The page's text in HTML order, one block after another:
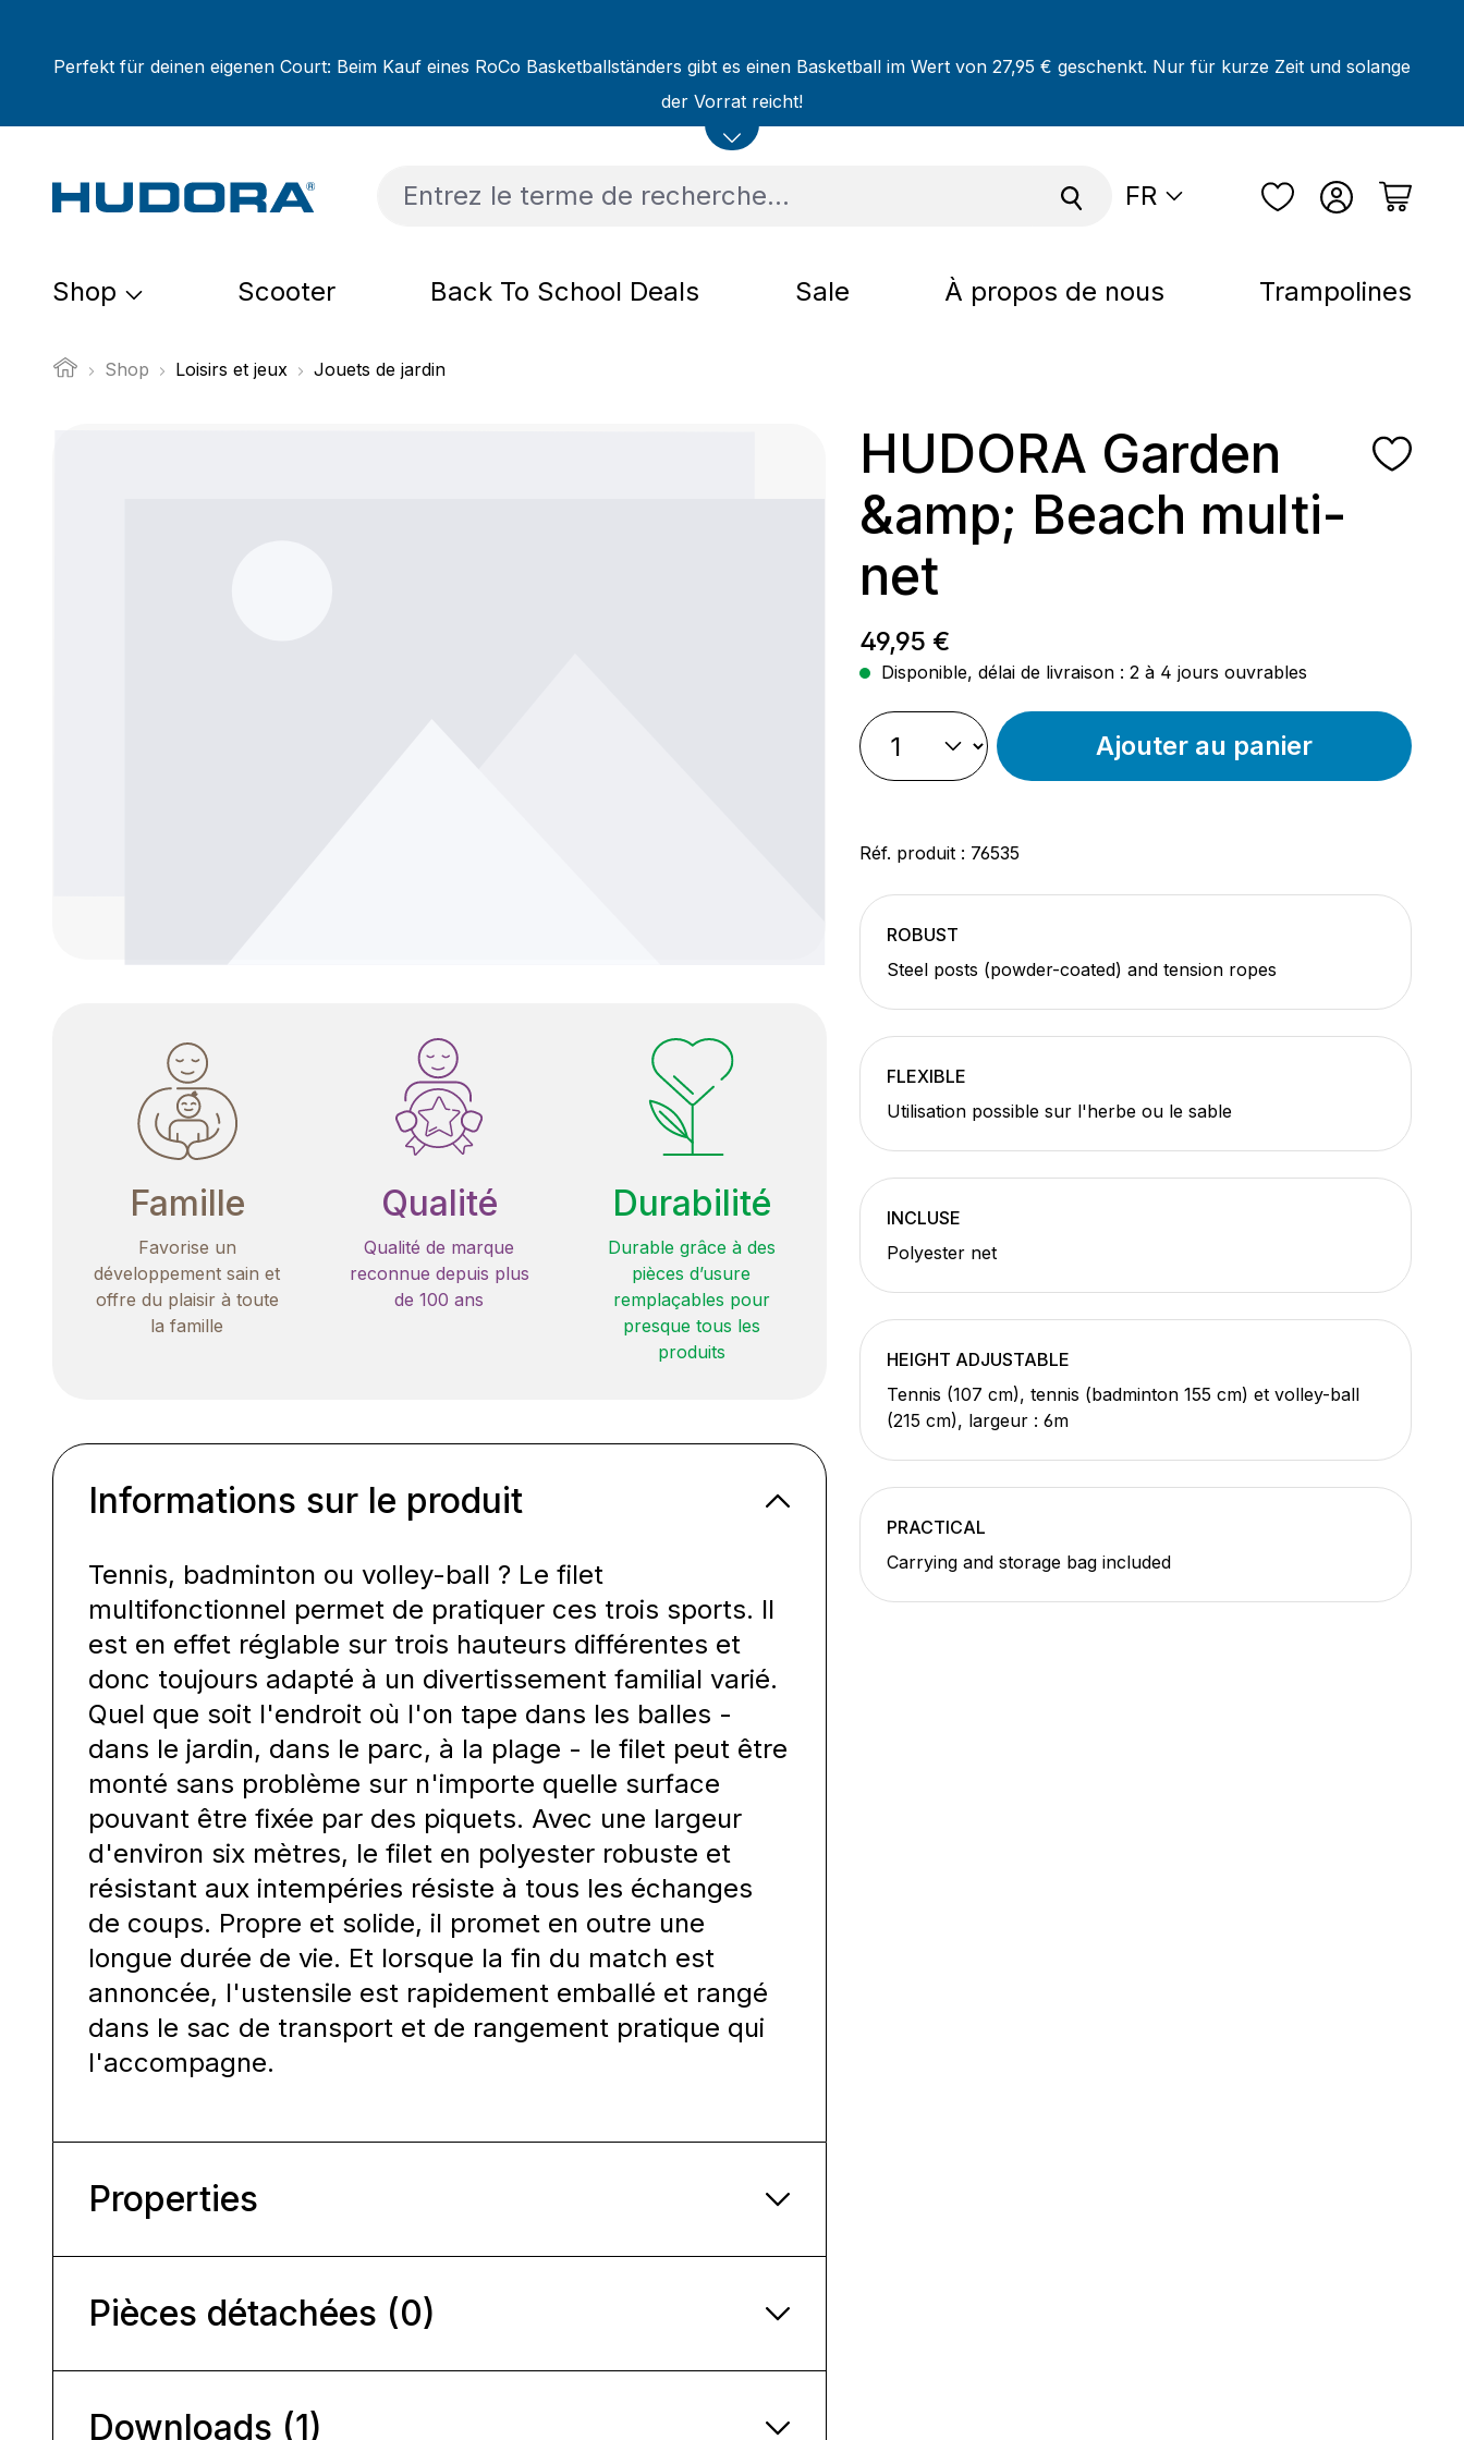
Perfekt für deinen eigenen Court: Beim Kauf eines RoCo Basketballständers gibt es einen Basketball im Wert von 27,95 € geschenkt. Nur für kurze Zeit und solange
der Vorrat reicht!
FR
Shop Scooter Back To School Deals Sale À propos de nous Trampolines
Shop Loisirs et jeux Jouets de jardin
Famille
Favorise un
développement sain et
offre du plaisir à toute
la famille
Qualité
Qualité de marque
reconnue depuis plus
de 100 ans
Durabilité
Durable grâce à des
pièces d’usure
remplaçables pour
presque tous les
produits
HUDORA Garden
&amp; Beach multi-
net
Prix régulier :
49,95 €
Disponible, délai de livraison : 2 à 4 jours ouvrables
Ajouter au panier
Réf. produit : 76535
ROBUST
Steel posts (powder-coated) and tension ropes
FLEXIBLE
Utilisation possible sur l'herbe ou le sable
INCLUSE
Polyester net
HEIGHT ADJUSTABLE
Tennis (107 cm), tennis (badminton 155 cm) et volley-ball
(215 cm), largeur : 6m
PRACTICAL
Carrying and storage bag included
Informations sur le produit
Tennis, badminton ou volley-ball ? Le filet
multifonctionnel permet de pratiquer ces trois sports. Il
est en effet réglable sur trois hauteurs différentes et
donc toujours adapté à un divertissement familial varié.
Quel que soit l'endroit où l'on tape dans les balles -
dans le jardin, dans le parc, à la plage - le filet peut être
monté sans problème sur n'importe quelle surface
pouvant être fixée par des piquets. Avec une largeur
d'environ six mètres, le filet en polyester robuste et
résistant aux intempéries résiste à tous les échanges
de coups. Propre et solide, il promet en outre une
longue durée de vie. Et lorsque la fin du match est
annoncée, l'ustensile est rapidement emballé et rangé
dans le sac de transport et de rangement pratique qui
l'accompagne.
Properties
Pièces détachées (0)
Downloads (1)